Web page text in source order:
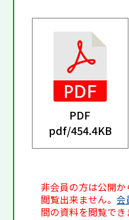
PDF
pdf/454.4KB
非会員の方は公開
閲覧出来ません。会
間の資料を閲覧でき